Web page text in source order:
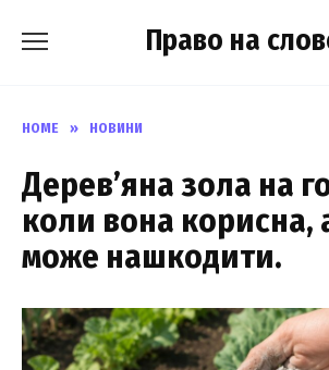
Право на
HOME » НОВИНИ
Дерев’яна зола на
коли вона корисна,
може нашкодити.